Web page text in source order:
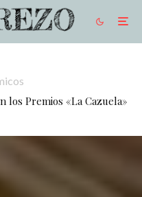
los Premios «La Cazuela»